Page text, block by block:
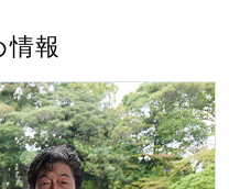
情報